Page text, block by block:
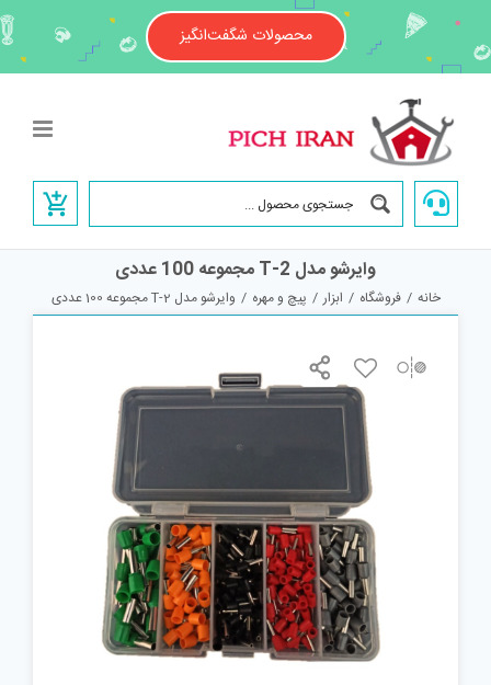
content
محصولات شگفت‌انگیز
وایرشو مدل T-2 مجموعه 100 عددی
خانه / فروشگاه / ابزار / پیچ و مهره / وایرشو مدل T-2 مجموعه 100 عددی